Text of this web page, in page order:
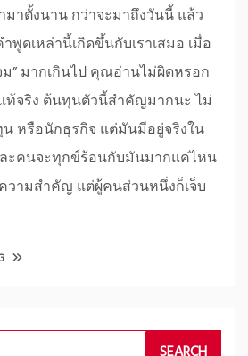
าตั้งนาน กว่าจะมาถึงวันนี้ แล้ว
พูดเหล่านี้เกิดขึ้นกับเราเสมอ เมื่อ
” มากเกินไป คุณอ่านไม่ผิดหรอก
ท้จริง ต้นทุนตัวนี้สำคัญมากนะ ไม่
หรือนักธุรกิจ แต่มันมีอยู่จริงใน
ะคนจะทุกข์ร้อนกับมันมากแค่ไหน
วามสำคัญ แต่ผู้คนส่วนหนึ่งก็เจ็บ